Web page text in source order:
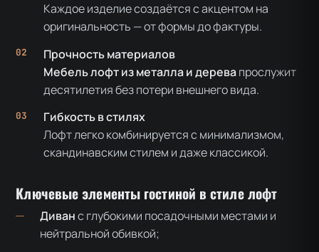
Каждое изделие создаётся с акцентом на
оригинальность — от формы до фактуры.
Прочность материалов
Мебель лофт из металла и деревапрослужит
десятилетия без потери внешнего вида.
Гибкость в стилях
Лофт легко комбинируется с минимализмом,
скандинавским стилем и даже классикой.
Ключевые элементы гостиной в стиле лофт
Диванс глубокими посадочными местами и
нейтральной обивкой;